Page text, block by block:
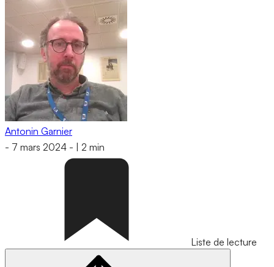
Antonin Garnier
- 7 mars 2024 - 2 min
Liste de lecture